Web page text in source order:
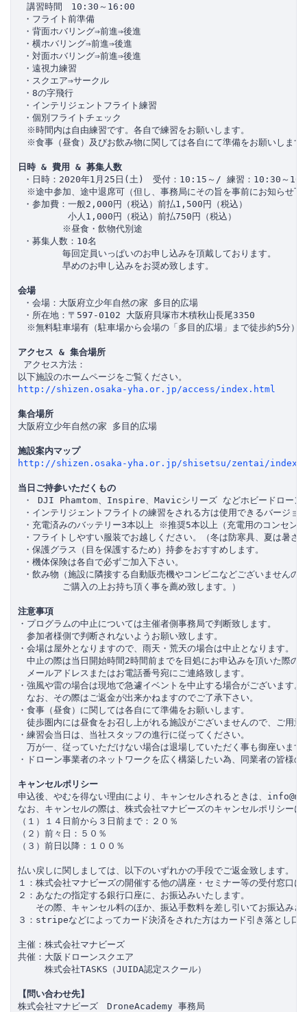
講習時間　10:30～16:00
・フライト前準備
・背面ホバリング⇒前進⇒後進
・横ホバリング⇒前進⇒後進
・対面ホバリング⇒前進⇒後進
・遠視力練習
・スクエア⇒サークル
・8の字飛行
・インテリジェントフライト練習
・個別フライトチェック
※時間内は自由練習です。各自で練習をお願いします。
※食事（昼食）及びお飲み物に関しては各自にて準備をお願いします
日時 & 費用 & 募集人数
・日時：2020年1月25日(土)　受付：10:15～/ 練習：10:30～
※途中参加、途中退席可（但し、事務局にその旨を事前にお知らせ下
・参加費：一般2,000円（税込）前払1,500円（税込）
小人1,000円（税込）前払750円（税込）
※昼食・飲物代別途
・募集人数：10名
毎回定員いっぱいのお申し込みを頂戴しております。
早めのお申し込みをお奨め致します。
会場
・会場：大阪府立少年自然の家 多目的広場
・所在地：〒597-0102 大阪府貝塚市木積秋山長尾3350
※無料駐車場有（駐車場から会場の「多目的広場」まで徒歩約5分）
アクセス & 集合場所
アクセス方法：
http://shizen.osaka-yha.or.jp/access/index.html
集合場所
大阪府立少年自然の家 多目的広場
施設案内マップ
http://shizen.osaka-yha.or.jp/shisetsu/zentai/
当日ご持参いただくもの
・ DJI Phamtom、Inspire、Mavicシリーズ などホビードローン
・インテリジェントフライトの練習をされる方は使用できるバージョ
・充電済みのバッテリー3本以上 ※推奨5本以上（充電用のコンセン
・フライトしやすい服装でお越しください。（冬は防寒具、夏は暑さ
・保護グラス（目を保護するため）持参をおすすめします。
・機体保険は各自で必ずご加入下さい。
・飲み物（施設に隣接する自動販売機やコンビニなどございませんの
ご購入の上お持ち頂く事を薦め致します。）
注意事項
・プログラムの中止については主催者側事務局で判断致します。
参加者様側で判断されないようお願い致します。
・会場は屋外となりますので、雨天・荒天の場合は中止となります。
中止の際は当日開始時間2時間前までを目処にお申込みを頂いた際の
メールアドレスまたはお電話番号宛にご連絡致します。
・強風や雷の場合は現地で急遽イベントを中止する場合がございます。
なお、その際はご返金が出来かねますのでご了承下さい。
・食事（昼食）に関しては各自にて準備をお願いします。
徒歩圏内には昼食をお召し上がれる施設がございませんので、ご用意
・練習会当日は、当社スタッフの進行に従ってください。
万が一、従っていただけない場合は退場していただく事も御座います
・ドローン事業者のネットワークを広く構築したい為、同業者の皆様
キャンセルポリシー
申込後、やむを得ない理由により、キャンセルされるときは、
なお、キャンセルの際は、株式会社マナビーズのキャンセルポリシー
（１）１４日前から３日前まで：２０％
（２）前々日：５０％
（３）前日以降：１００％
払い戻しに関しましては、以下のいずれかの手段でご返金致します。
１：株式会社マナビーズの開催する他の講座・セミナー等の受付窓口
２：あなたの指定する銀行口座に、お振込みいたします。
その際、キャンセル料のほか、振込手数料を差し引いてお振込みさ
３：stripeなどによってカード決済をされた方はカード引き落とし口
主催：株式会社マナビーズ
共催：大阪ドローンスクエア
株式会社TASKS（JUIDA認定スクール）
【問い合わせ先】
株式会社マナビーズ　DroneAcademy 事務局